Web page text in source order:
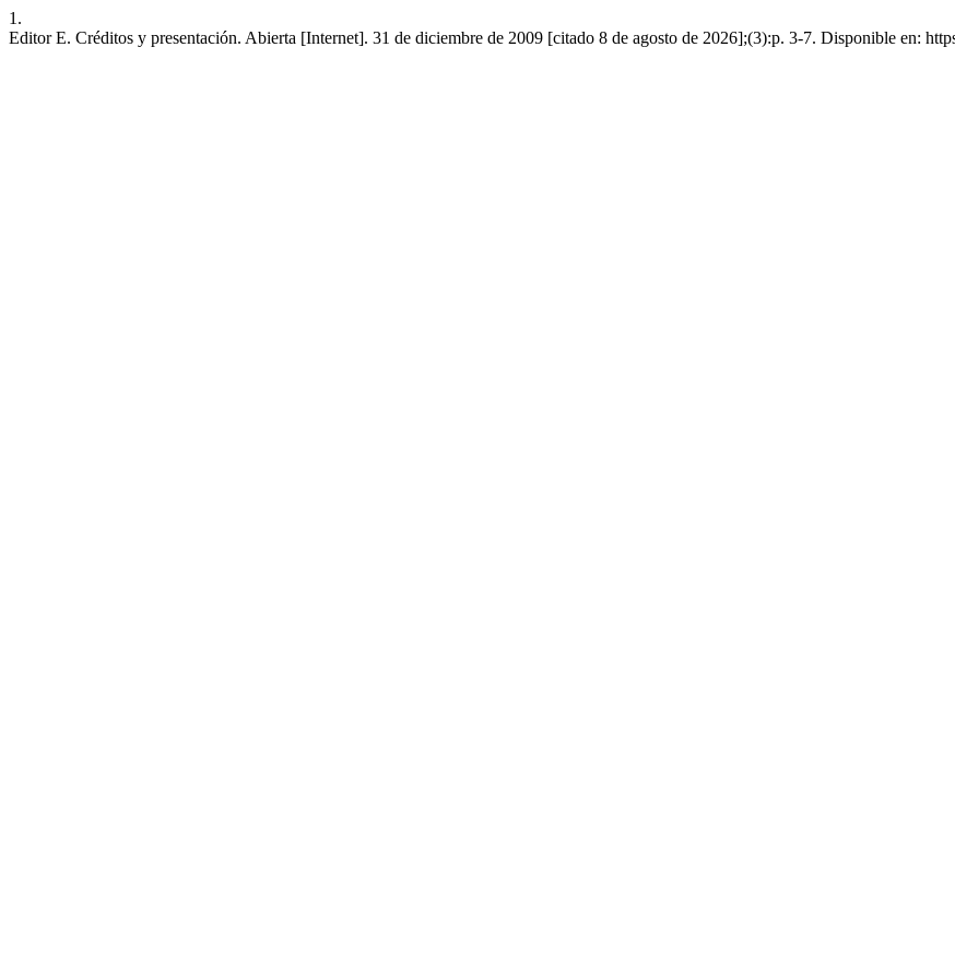
1.
Editor E. Créditos y presentación. Abierta [Internet]. 31 de diciembre de 2009 [citado 8 de agosto de 2026];(3):p. 3-7. Disponible en: